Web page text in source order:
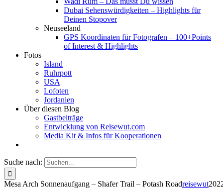
Dubai Sehenswürdigkeiten – Highlights für
Deinen Stopover
Neuseeland
GPS Koordinaten für Fotografen – 100+Points
of Interest & Highlights
Fotos
Island
Ruhrpott
USA
Lofoten
Jordanien
Über diesen Blog
Gastbeiträge
Entwicklung von Reisewut.com
Media Kit & Infos für Kooperationen
Suche nach:
Mesa Arch Sonnenaufgang – Shafer Trail – Potash Roadreisewut